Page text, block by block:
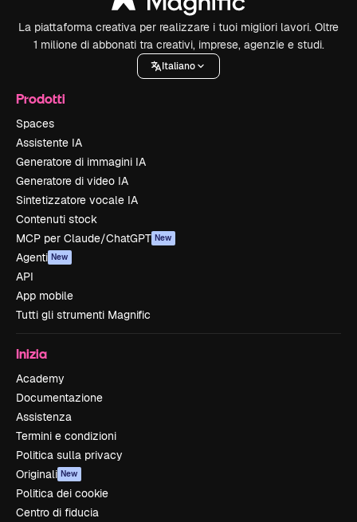
La piattaforma creativa per realizzare i tuoi migliori lavori. Oltre
1 milione di abbonati tra creativi, imprese, agenzie e studi.
Italiano
Prodotti
Spaces
Assistente IA
Generatore di immagini IA
Generatore di video IA
Sintetizzatore vocale IA
Contenuti stock
MCP per Claude/ChatGPT New
Agenti New
API
App mobile
Tutti gli strumenti Magnific
Inizia
Academy
Documentazione
Assistenza
Termini e condizioni
Politica sulla privacy
Originali New
Politica dei cookie
Centro di fiducia